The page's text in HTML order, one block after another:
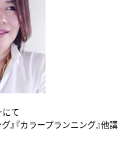
にて
』『カラープランニング』他講